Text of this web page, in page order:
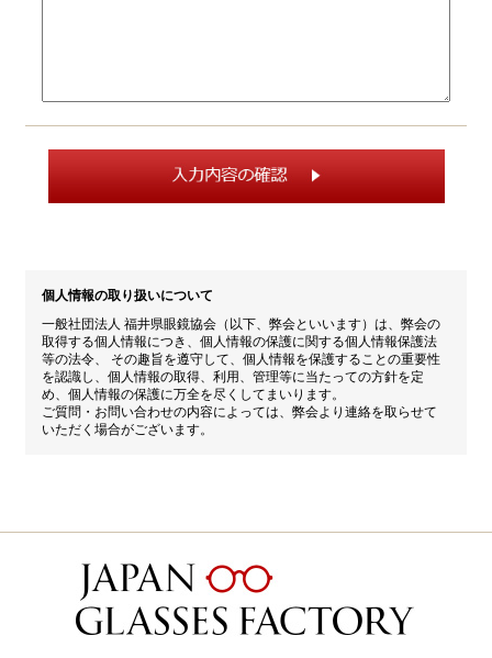
個人情報の取り扱いについて
一般社団法人 福井県眼鏡協会（以下、弊会といいます）は、弊会の
取得する個人情報につき、個人情報の保護に関する個人情報保護法
等の法令、 その趣旨を遵守して、個人情報を保護することの重要性
を認識し、個人情報の取得、利用、管理等に当たっての方針を定
め、個人情報の保護に万全を尽くしてまいります。
ご質問・お問い合わせの内容によっては、弊会より連絡を取らせて
いただく場合がございます。